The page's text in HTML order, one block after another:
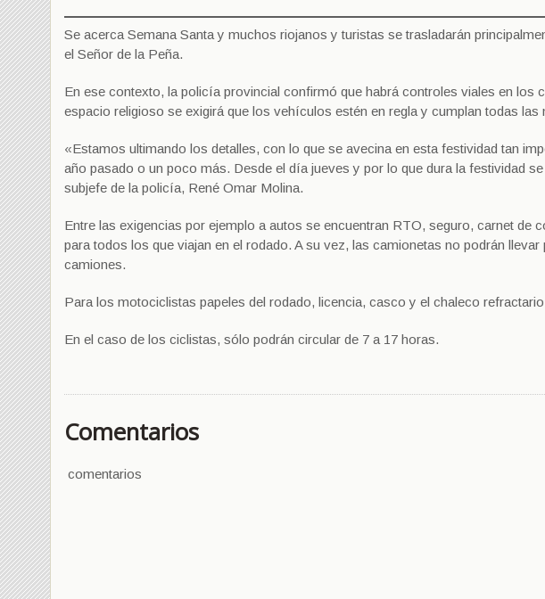
Se acerca Semana Santa y muchos riojanos y turistas se trasladarán
el Señor de la Peña.
En ese contexto, la policía provincial confirmó que habrá controles viales en los
espacio religioso se exigirá que los vehículos estén en regla y cumplan todas las
«Estamos ultimando los detalles, con lo que se avecina en esta festividad tan
año pasado o un poco más. Desde el día jueves y por lo que dura la festividad
subjefe de la policía, René Omar Molina.
Entre las exigencias por ejemplo a autos se encuentran RTO, seguro, carnet de
para todos los que viajan en el rodado. A su vez, las camionetas no podrán
camiones.
Para los motociclistas papeles del rodado, licencia, casco y el chaleco
En el caso de los ciclistas, sólo podrán circular de 7 a 17 horas.
Comentarios
comentarios